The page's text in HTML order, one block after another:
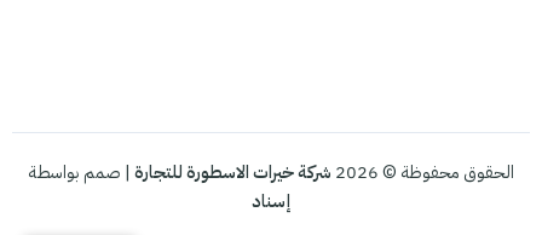
الحقوق محفوظة © 2026 شركة خيرات الاسطورة للتجارة | صمم بواسطة
إسناد